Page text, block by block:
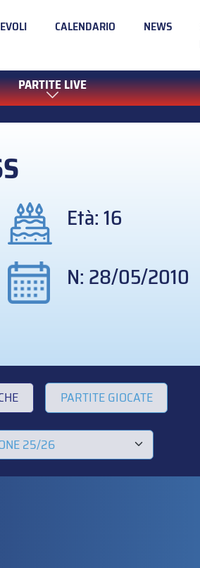
CALENDARIO NEWS
PARTITE LIVE
Età: 16
N: 28/05/2010
PARTITE GIOCATE